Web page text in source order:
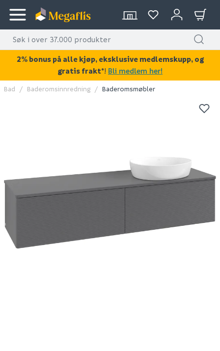
KAN DISSE VÆRE AV INTERESSE?
slange
Hyper bokhylle eik
struktur
Bad Baderomsinnredning Baderomsmøbler
2% bonus på alle kjøp, eksklusive medlemskupp, og
gratis frakt*! Bli medlem her!